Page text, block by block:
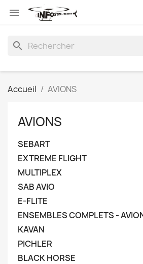

search
Accueil AVIONS
AVIONS
SEBART
EXTREME FLIGHT
MULTIPLEX
SAB AVIO
E-FLITE
ENSEMBLES COMPLETS -
KAVAN
PICHLER
BLACK HORSE